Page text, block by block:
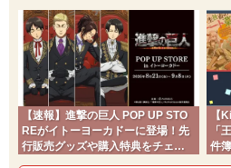
チ】
【速報】進撃の巨人 POP UP STO
REがイトーヨーカドーに登場！先
行販売グッズや購入特典をチェッ
【
「
件